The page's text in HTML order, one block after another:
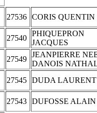
27536 CORIS QUENTIN
27540
PHIQUEPRON
JACQUES
27549
JEANPIERRE
DANOIS
27545 DUDA LAURENT
27543 DUFOSSE ALAIN